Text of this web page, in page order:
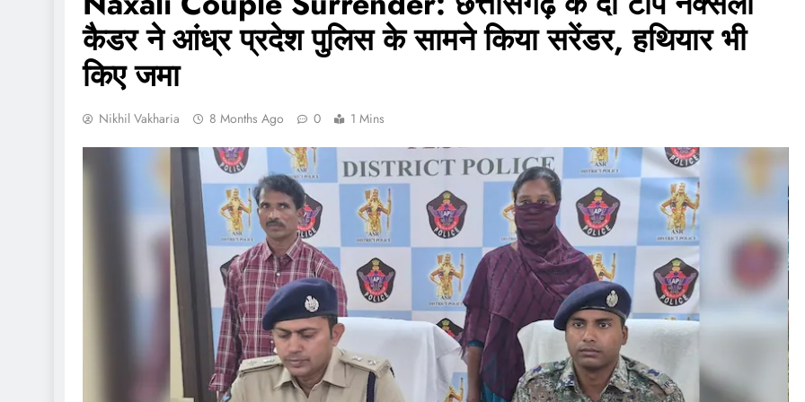
कैडर ने आंध्र प्रदेश पुलिस के सामने किया सरेंडर, हथियार भी
किए जमा
Nikhil Vakharia 8 Months Ago 0 1 Mins